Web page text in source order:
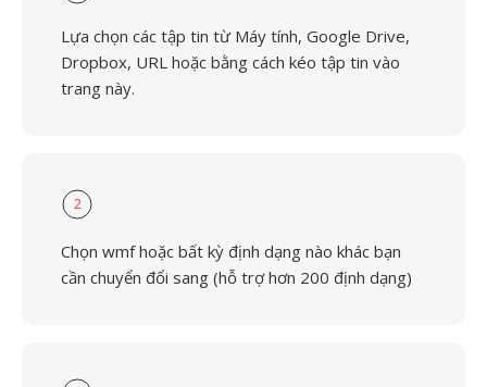
Lựa chọn các tập tin từ Máy tính, Google Drive,
Dropbox, URL hoặc bằng cách kéo tập tin vào
trang này.
2
Chọn wmf hoặc bất kỳ định dạng nào khác bạn
cần chuyển đổi sang (hỗ trợ hơn 200 định dạng)